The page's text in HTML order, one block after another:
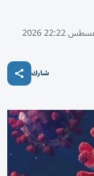
شارك